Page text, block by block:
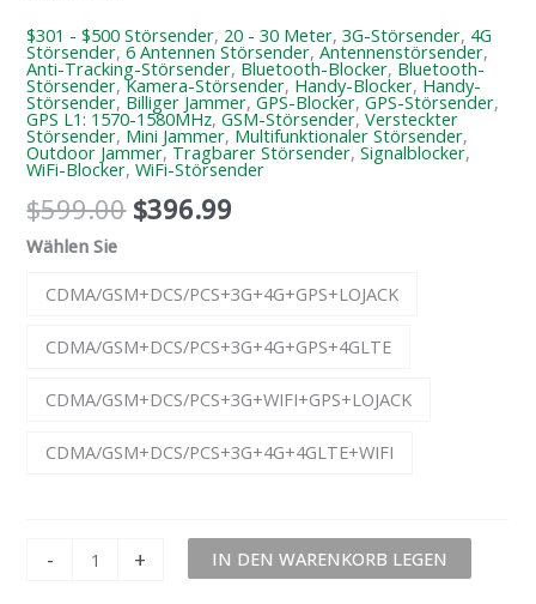
$301 - $500 Störsender, 20 - 30 Meter,3G-Störsender, 4G
Störsender,6 Antennen Störsender,Antennenstörsender,
Anti-Tracking-Störsender, Bluetooth-Blocker, Bluetooth-
Störsender,Kamera-Störsender, Handy-Blocker, Handy-
Störsender, Billiger Jammer,GPS-Blocker,GPS-Störsender,
GPS L1: 1570-1580MHz,GSM-Störsender,Versteckter
Störsender, Mini Jammer, Multifunktionaler Störsender,
Outdoor Jammer, Tragbarer Störsender,Signalblocker,
WiFi-Blocker,WiFi-Störsender
$599.00 $396.99
Wählen Sie
CDMA/GSM+DCS/PCS+3G+4G+GPS+LOJACK
CDMA/GSM+DCS/PCS+3G+4G+GPS+4GLTE
CDMA/GSM+DCS/PCS+3G+WIFI+GPS+LOJACK
CDMA/GSM+DCS/PCS+3G+4G+4GLTE+WIFI
- + IN DEN WARENKORB LEGEN